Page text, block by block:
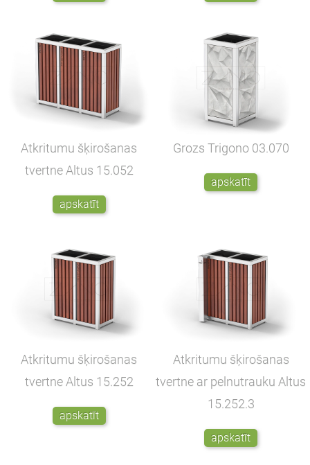
Atkritumu šķirošanas
tvertne Altus 15.052
apskatīt
Grozs Trigono 03.070
apskatīt
Atkritumu šķirošanas
tvertne Altus 15.252
apskatīt
Atkritumu šķirošanas
tvertne ar pelnutrauku Altus
15.252.3
apskatīt